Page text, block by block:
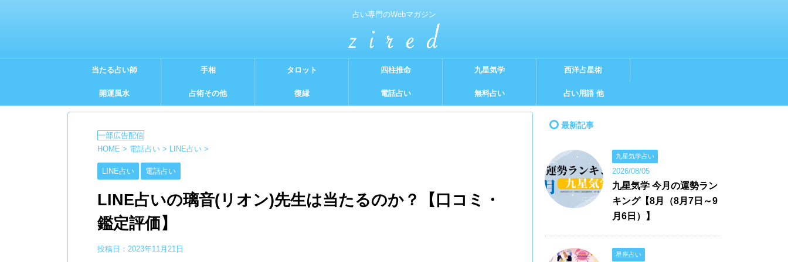
占い専門のWebマガジン
当たる占い師 手相 タロット 四柱推命 九星気学 西洋占星術
開運風水 占術その他 復縁 電話占い 無料占い 占い用語 他
HOME > 電話占い > LINE占い >
LINE占い 電話占い
LINE占いの璃音(リオン)先生は当たるのか？【口コミ・
鑑定評価】
投稿日： 2023年11月21日
最新記事
九星気学占い
2026/08/05
九星気学 今月の運勢ラン
キング【8月（8月7日～9
月6日）】
星座占い